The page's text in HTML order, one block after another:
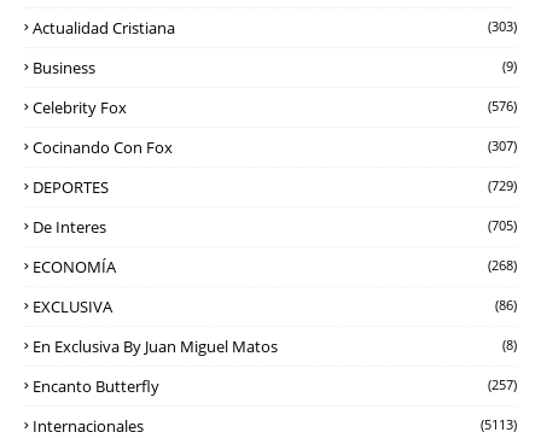
Actualidad Cristiana (303)
Business (9)
Celebrity Fox (576)
Cocinando Con Fox (307)
DEPORTES (729)
De Interes (705)
ECONOMÍA (268)
EXCLUSIVA (86)
En Exclusiva By Juan Miguel Matos (8)
Encanto Butterfly (257)
Internacionales (5113)